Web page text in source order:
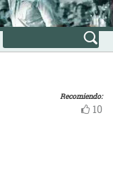
Recomiendo:
10